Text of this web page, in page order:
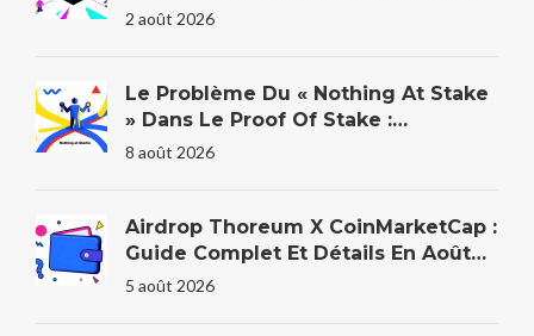
D'entreprise En 2026
2 août 2026
Le Problème Du « Nothing At Stake
» Dans Le Proof Of Stake :
Explication
8 août 2026
Airdrop Thoreum X CoinMarketCap :
Guide Complet Et Détails En Août
2026
5 août 2026